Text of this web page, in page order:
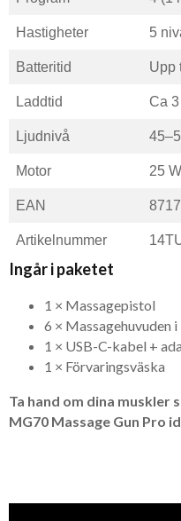
Hastigheter 5
Batteritid Upp
Laddtid Ca
Ljudnivå
Motor 25 W
EAN
Artikelnummer
Ingår i paketet
1 × Massagepistol
6 × Massagehuvuden i
1 × USB-C-kabel +
1 × Förvaringsväska
Ta hand om dina
MG70 Massage Gun Pro